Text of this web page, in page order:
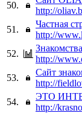
50.
http://
51.
Частная
http://
52.
http://
53.
Сайт
http://
54.
ЭТО
http://